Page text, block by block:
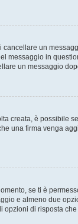
un
messaggio in
un messaggio
creata, è possibile
una firma venga
se ti è
e almeno due
di risposta